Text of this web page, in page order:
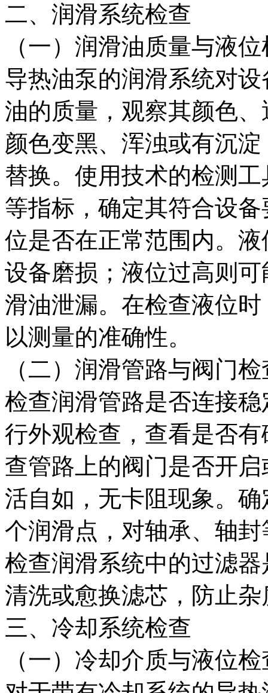
二、润滑系统检查
（一）润滑油质量与液
导热油泵的润滑系统对
油的质量，观察其颜色
颜色变黑、浑浊或有沉
替换。使用技术的检测
等指标，确定其符合设
位是否在正常范围内。
设备磨损；液位过高则
滑油泄漏。在检查液位
以测量的准确性。
（二）润滑管路与阀门检
检查润滑管路是否连接
行外观检查，查看是否
查管路上的阀门是否开
活自如，无卡阻现象。
个润滑点，对轴承、轴
检查润滑系统中的过滤
清洗或愈换滤芯，防止
三、冷却系统检查
（一）冷却介质与液位检